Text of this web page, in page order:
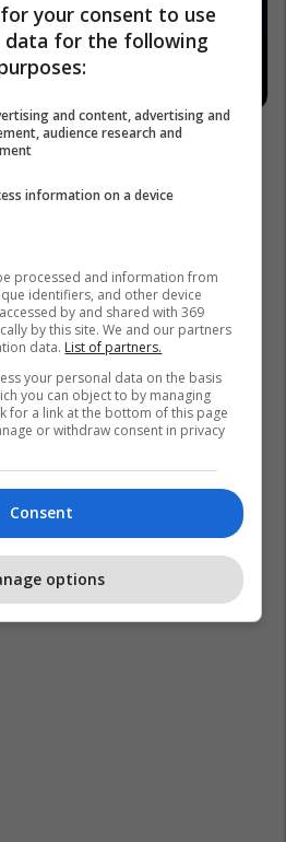
your consent to use
data for the following
and content, advertising and
audience research and
information on a device
processed and information from
identifiers, and other device
by and shared with 369
by this site. We and our partners
data. List of partners.
your personal data on the basis
you can object to by managing
for a link at the bottom of this page
or withdraw consent in privacy
Consent
options